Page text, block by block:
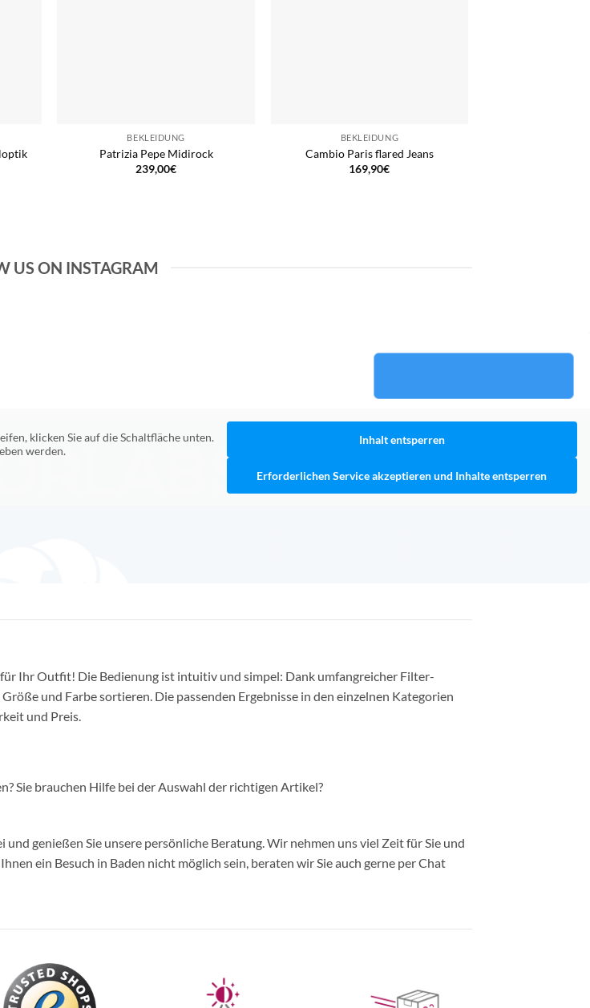
BEKLEIDUNG
Patrizia Pepe Midirock
239,00€
BEKLEIDUNG
Cambio Paris flared Jeans
169,90€
US ON INSTAGRAM
klicken Sie auf die Schaltfläche unten.
werden.
Inhalt entsperren
Erforderlichen Service akzeptieren und Inhalte entsperren
Ihr Outfit! Die Bedienung ist intuitiv und simpel: Dank umfangreicher Filter-
und Farbe sortieren. Die passenden Ergebnisse in den einzelnen Kategorien
und Preis.
Sie brauchen Hilfe bei der Auswahl der richtigen Artikel?
genießen Sie unsere persönliche Beratung. Wir nehmen uns viel Zeit für Sie und
ein Besuch in Baden nicht möglich sein, beraten wir Sie auch gerne per Chat